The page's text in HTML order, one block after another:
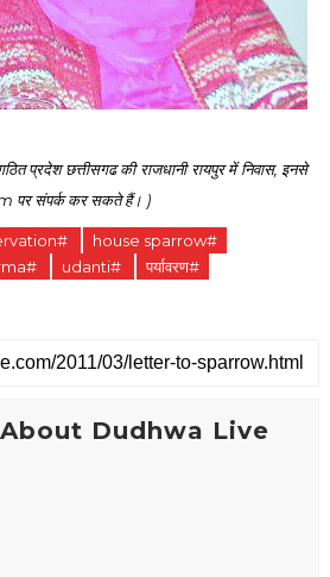
प्रदेश छत्तीसगढ की राजधानी रायपुर में निवास, इनसे
संपर्क कर सकते हैं। )
house sparrow#
udanti# पर्यावरण#
About Dudhwa Live